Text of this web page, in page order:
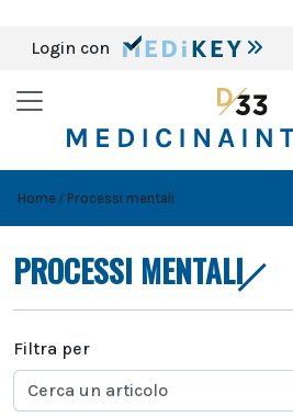
Login con
Home Processi mentali
PROCESSI MENTALI
Filtra per